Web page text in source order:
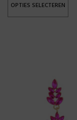
OPTIES SELECTEREN